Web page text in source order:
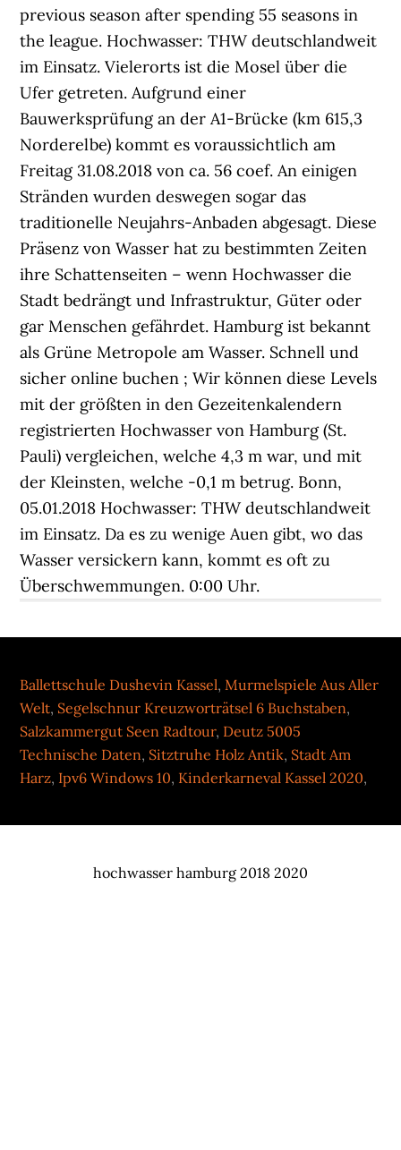
Ballettschule Dushevin Kassel,Murmelspiele Aus Aller
Welt, Segelschnur Kreuzworträtsel 6 Buchstaben,
Salzkammergut Seen Radtour, Deutz 5005
Technische Daten, Sitztruhe Holz Antik, Stadt Am
Harz, Ipv6 Windows 10, Kinderkarneval Kassel 2020,
hochwasser hamburg 2018 2020